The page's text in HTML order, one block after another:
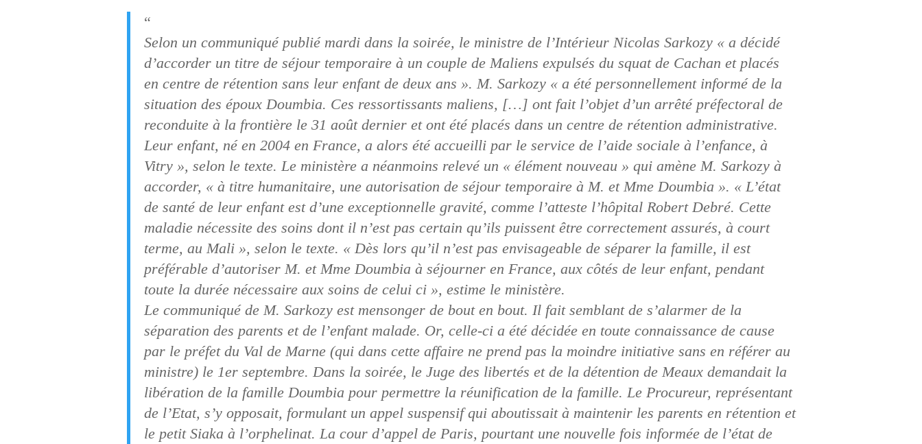
“
Selon un communiqué publié mardi dans la soirée, le ministre de l’Intérieur Nicolas Sarkozy « a décidé
d’accorder un titre de séjour temporaire à un couple de Maliens expulsés du squat de Cachan et placés
en centre de rétention sans leur enfant de deux ans ». M. Sarkozy « a été personnellement informé de la
situation des époux Doumbia. Ces ressortissants maliens, […] ont fait l’objet d’un arrêté préfectoral de
reconduite à la frontière le 31 août dernier et ont été placés dans un centre de rétention administrative.
Leur enfant, né en 2004 en France, a alors été accueilli par le service de l’aide sociale à l’enfance, à
Vitry », selon le texte. Le ministère a néanmoins relevé un « élément nouveau » qui amène M. Sarkozy à
accorder, « à titre humanitaire, une autorisation de séjour temporaire à M. et Mme Doumbia ». « L’état
de santé de leur enfant est d’une exceptionnelle gravité, comme l’atteste l’hôpital Robert Debré. Cette
maladie nécessite des soins dont il n’est pas certain qu’ils puissent être correctement assurés, à court
terme, au Mali », selon le texte. « Dès lors qu’il n’est pas envisageable de séparer la famille, il est
préférable d’autoriser M. et Mme Doumbia à séjourner en France, aux côtés de leur enfant, pendant
toute la durée nécessaire aux soins de celui ci », estime le ministère.
Le communiqué de M. Sarkozy est mensonger de bout en bout. Il fait semblant de s’alarmer de la
séparation des parents et de l’enfant malade. Or, celle-ci a été décidée en toute connaissance de cause
par le préfet du Val de Marne (qui dans cette affaire ne prend pas la moindre initiative sans en référer au
ministre) le 1er septembre. Dans la soirée, le Juge des libertés et de la détention de Meaux demandait la
libération de la famille Doumbia pour permettre la réunification de la famille. Le Procureur, représentant
de l’Etat, s’y opposait, formulant un appel suspensif qui aboutissait à maintenir les parents en rétention et
le petit Siaka à l’orphelinat. La cour d’appel de Paris, pourtant une nouvelle fois informée de l’état de